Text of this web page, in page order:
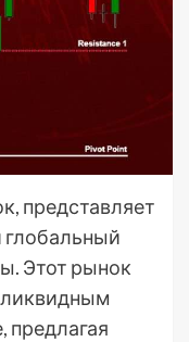
представляет
глобальный
Этот рынок